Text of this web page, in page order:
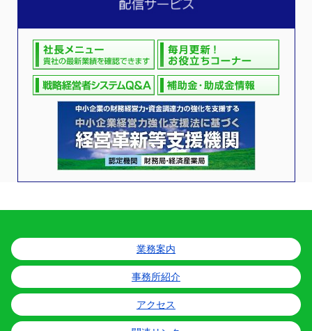
業務案内
事務所紹介
アクセス